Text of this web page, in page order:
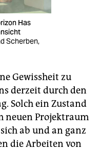
Has
Scherben,
Gewissheit zu
derzeit durch den
Solch ein Zustand
neuen Projektraum
ab und an ganz
die Arbeiten von